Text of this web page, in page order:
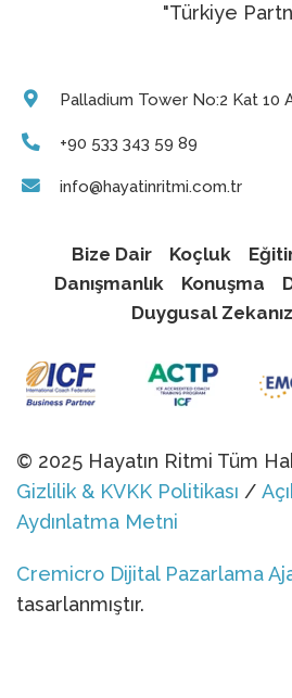
"Türkiye
Palladium Tower No:2 Kat 10
+90 533 343 59 89
info@hayatinritmi.com.tr
Bize Dair Koçluk
Danışmanlık
Konuşma
Duygusal
© 2025 Hayatın Ritmi Tüm
Gizlilik & KVKK Politikası /
Aydınlatma Metni
Cremicro Dijital Pazarlama
tasarlanmıştır.